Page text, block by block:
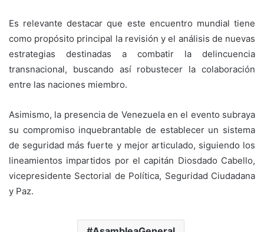
Es relevante destacar que este encuentro mundial tiene
como propósito principal la revisión y el análisis de nuevas
estrategias destinadas a combatir la delincuencia
transnacional, buscando así robustecer la colaboración
entre las naciones miembro.
Asimismo, la presencia de Venezuela en el evento subraya
su compromiso inquebrantable de establecer un sistema
de seguridad más fuerte y mejor articulado, siguiendo los
lineamientos impartidos por el capitán Diosdado Cabello,
vicepresidente Sectorial de Política, Seguridad Ciudadana
y Paz.